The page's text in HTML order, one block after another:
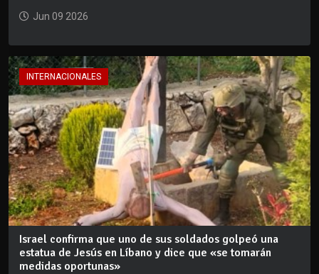
Jun 09 2026
INTERNACIONALES
Israel confirma que uno de sus soldados golpeó una
estatua de Jesús en Líbano y dice que «se tomarán
medidas oportunas»